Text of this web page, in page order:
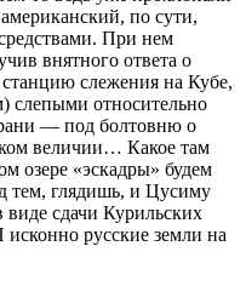
по сути,
При нем
внятного ответа о
слежения на Кубе,
слепыми относительно
— под болтовню о
величии… Какое там
озере «эскадры» будем
тем, глядишь, и Цусиму
сдачи Курильских
русские земли на